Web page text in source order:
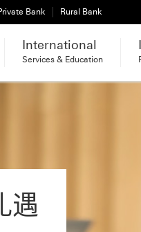
Bank Rural Bank
International
Services & Education
遇